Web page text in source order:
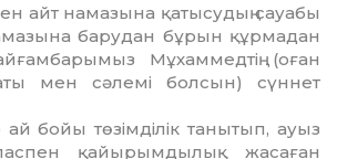
айт намазына қатысудың сауабы
барудан бұрын құр­ма­дан
Мұ­хам­медтің (оған
мен сәлемі болсын) сүннет
бойы төзім­ді­лік танытып, ауыз
қайырымдылық жасаған